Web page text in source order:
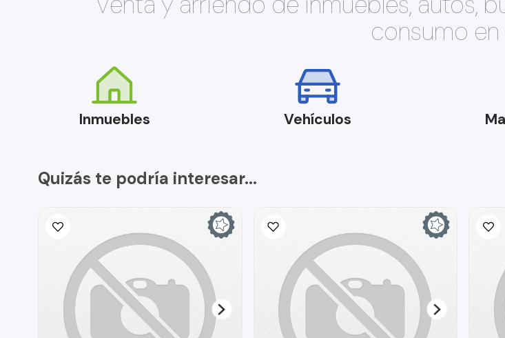
consumo en
Inmuebles Vehículos
Quizás te podría interesar...